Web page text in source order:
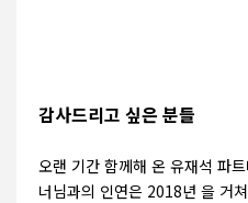
감사드리고 싶은 분들
오랜 기간 함께해 온 유재석 파
너님과의 인연은 2018년 을 거